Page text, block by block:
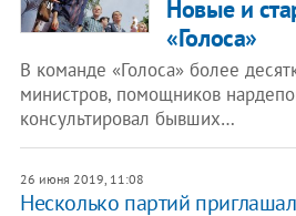
Новые и
«Голоса»
В команде «Голоса» более
министров, помощников
консультировал бывших…
26 июня 2019, 11:08
Несколько партий